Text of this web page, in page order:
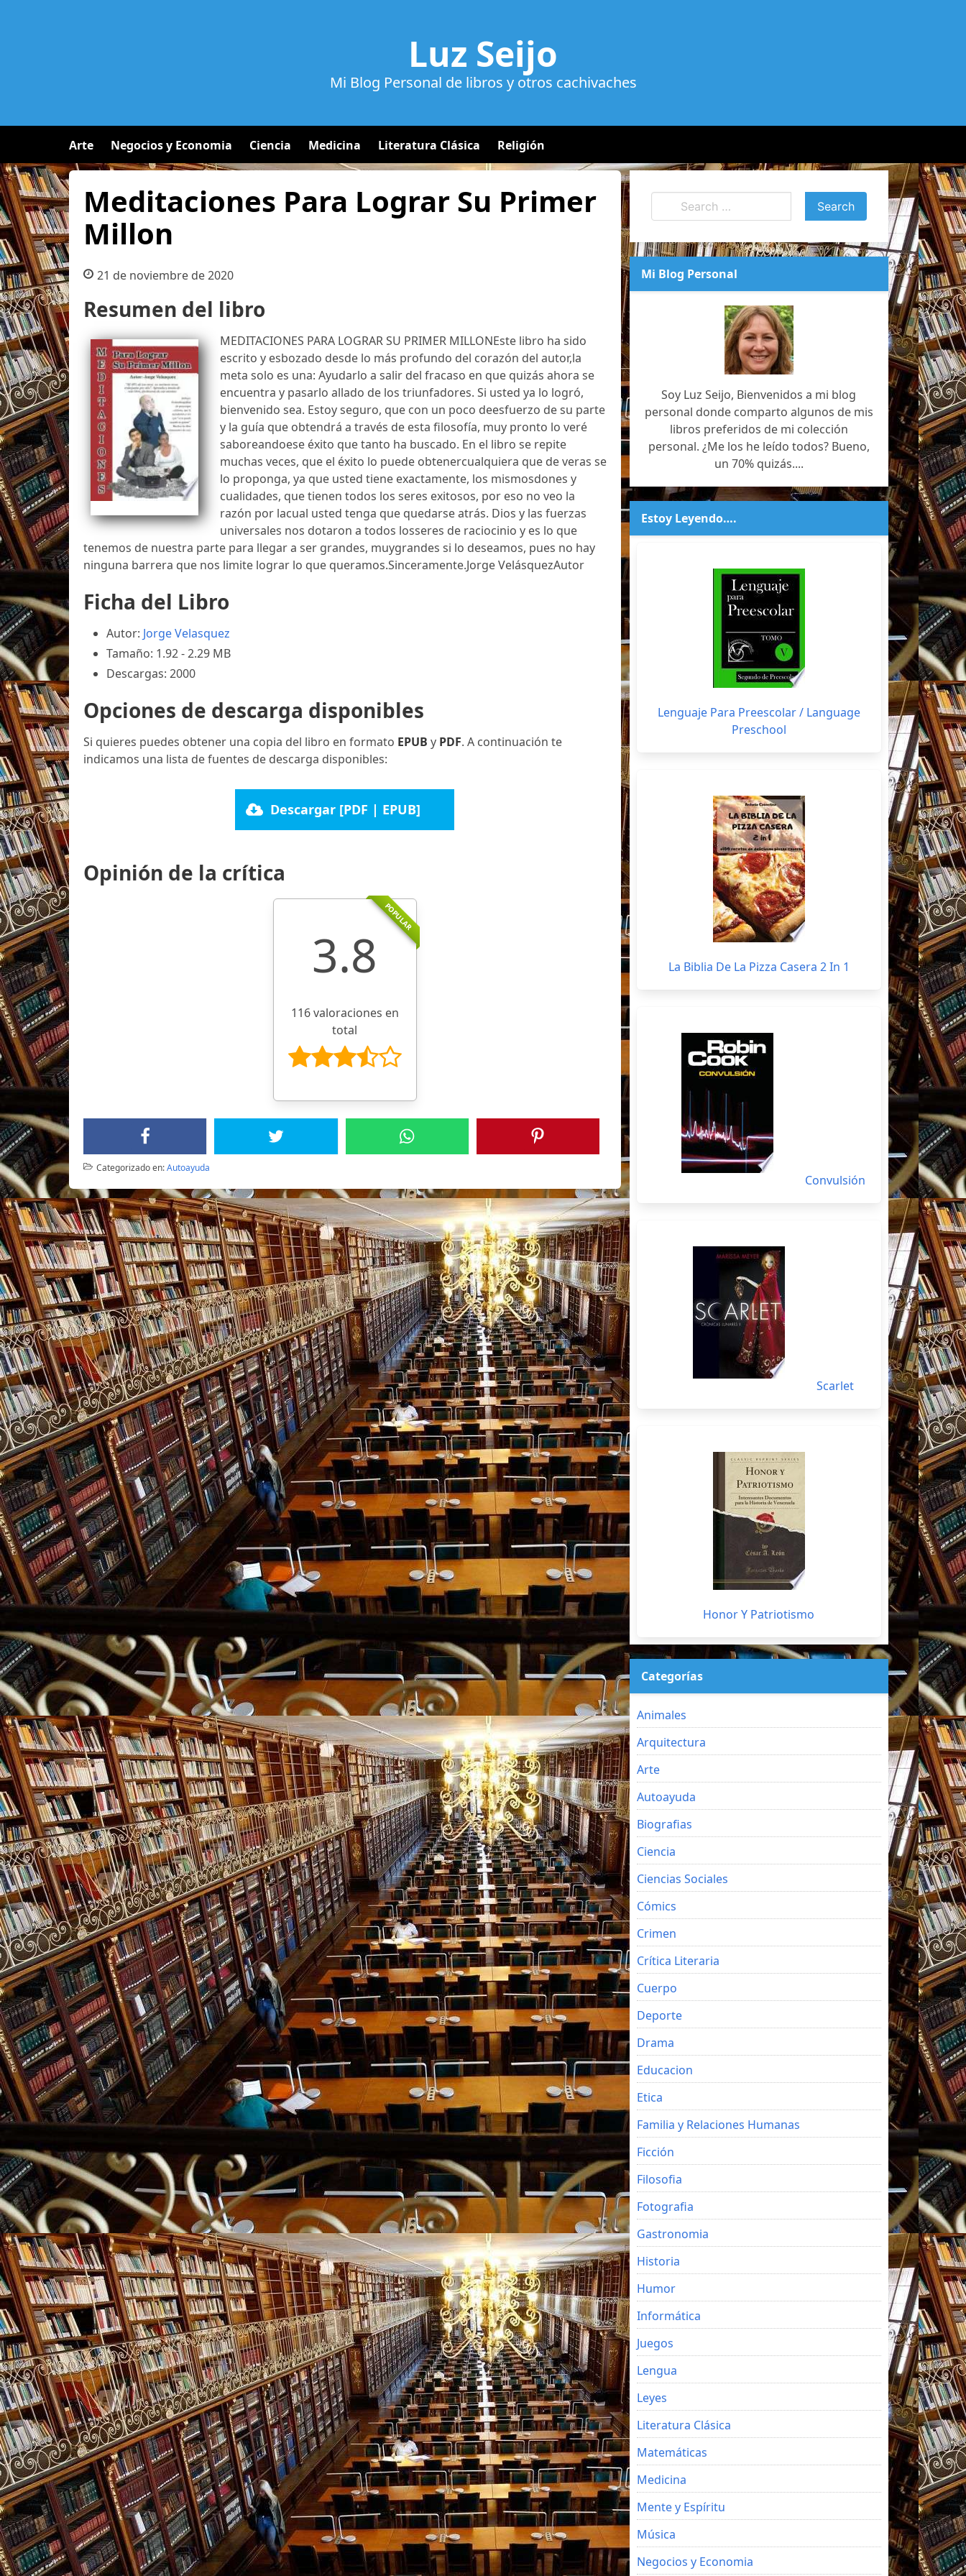
Luz Seijo
Mi Blog Personal de libros y otros cachivaches
Arte Negocios y Economia Ciencia Medicina Literatura Clásica Religión
Meditaciones Para Lograr Su Primer
Millon
21 de noviembre de 2020
Resumen del libro
MEDITACIONES PARA LOGRAR SU PRIMER MILLONEste libro ha sido
escrito y esbozado desde lo más profundo del corazón del autor,la
meta solo es una: Ayudarlo a salir del fracaso en que quizás ahora se
encuentra y pasarlo allado de los triunfadores. Si usted ya lo logró,
bienvenido sea. Estoy seguro, que con un poco deesfuerzo de su parte
y la guía que obtendrá a través de esta filosofía, muy pronto lo veré
saboreandoese éxito que tanto ha buscado. En el libro se repite
muchas veces, que el éxito lo puede obtenercualquiera que de veras se
lo proponga, ya que usted tiene exactamente, los mismosdones y
cualidades, que tienen todos los seres exitosos, por eso no veo la
razón por lacual usted tenga que quedarse atrás. Dios y las fuerzas
universales nos dotaron a todos losseres de raciocinio y es lo que
tenemos de nuestra parte para llegar a ser grandes, muygrandes si lo deseamos, pues no hay
ninguna barrera que nos limite lograr lo que queramos.Sinceramente.Jorge VelásquezAutor
Ficha del Libro
Autor: Jorge Velasquez
Tamaño: 1.92 - 2.29 MB
Descargas: 2000
Opciones de descarga disponibles
Si quieres puedes obtener una copia del libro en formato EPUB y PDF. A continuación te
indicamos una lista de fuentes de descarga disponibles:
Descargar [PDF | EPUB]
Opinión de la crítica
POPULAR
3.8
116 valoraciones en
total
Categorizado en:Autoayuda
Mi Blog Personal
Soy Luz Seijo, Bienvenidos a mi blog
personal donde comparto algunos de mis
libros preferidos de mi colección
personal. ¿Me los he leído todos? Bueno,
un 70% quizás....
Estoy Leyendo….
Lenguaje Para Preescolar / Language
Preschool
La Biblia De La Pizza Casera 2 In 1
Convulsión
Scarlet
Honor Y Patriotismo
Categorías
Animales
Arquitectura
Arte
Autoayuda
Biografias
Ciencia
Ciencias Sociales
Cómics
Crimen
Crítica Literaria
Cuerpo
Deporte
Drama
Educacion
Etica
Familia y Relaciones Humanas
Ficción
Filosofia
Fotografia
Gastronomia
Historia
Humor
Informática
Juegos
Lengua
Leyes
Literatura Clásica
Matemáticas
Medicina
Mente y Espíritu
Música
Negocios y Economia